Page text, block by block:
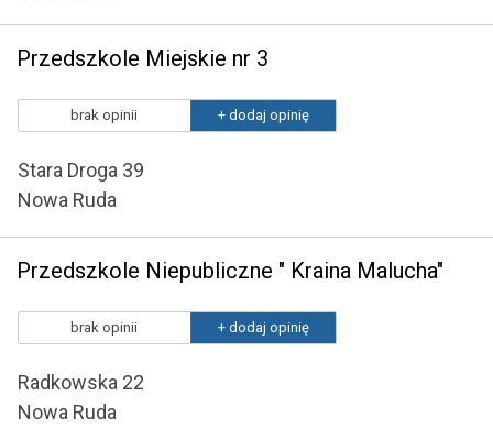
Przedszkole Miejskie nr 3
brak opinii + dodaj opinię
Stara Droga 39
Nowa Ruda
Przedszkole Niepubliczne " Kraina Malucha"
brak opinii + dodaj opinię
Radkowska 22
Nowa Ruda